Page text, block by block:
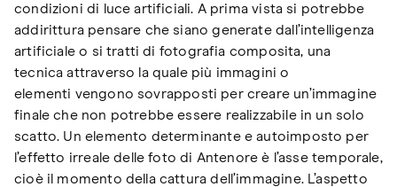
condizioni di luce artificiali. A prima vista si potrebbe
addirittura pensare che siano generate dall’intelligenza
artificiale o si tratti di fotografia composita, una
tecnica attraverso la quale più immagini o
elementi vengono sovrapposti per creare un’immagine
finale che non potrebbe essere realizzabile in un solo
scatto. Un elemento determinante e autoimposto per
l’effetto irreale delle foto di Antenore è l’asse temporale,
cioè il momento della cattura dell’immagine. L’aspetto